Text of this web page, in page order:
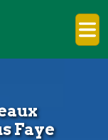
Faye